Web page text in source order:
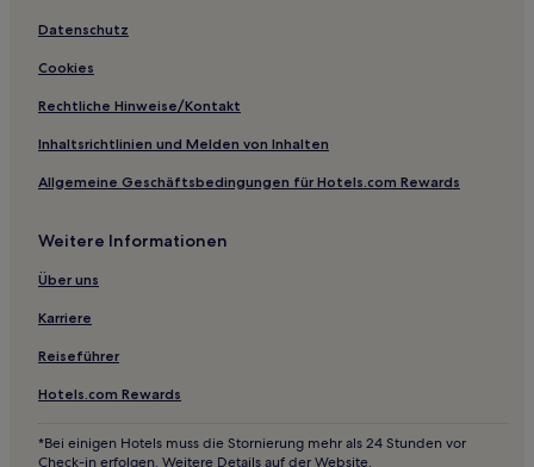
Günstige in Mankato
Hotels mit Fitnessbereich in Mankato
Familien in Pequot Lakes
Familien in Stillwater
Hotels mit inbegriffenem Frühstück in Red Wing
Hotels mit Parkplatz in Red Wing
Hotels mit Pool in Red Wing
Familien in Red Wing
Günstige in Brooklyn Center
Günstige in Faribault
Hotels mit Fitnessbereich in Brainerd
Datenschutz
Cookies
Rechtliche Hinweise/Kontakt
Inhaltsrichtlinien und Melden von Inhalten
Allgemeine Geschäftsbedingungen für Hotels.com Rewards
Weitere Informationen
Über uns
Karriere
Reiseführer
Hotels.com Rewards
*Bei einigen Hotels muss die Stornierung mehr als 24 Stunden vor
Check-in erfolgen. Weitere Details auf der Website.